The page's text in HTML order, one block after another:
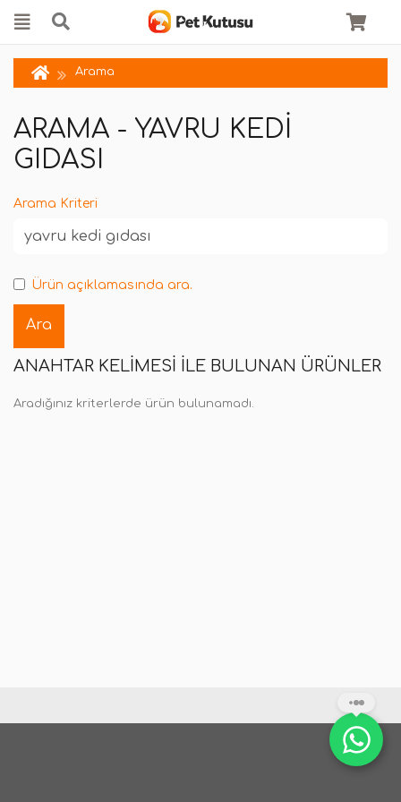
Arama
ARAMA - YAVRU KEDI
GIDASI
Arama Kriteri
Ürün açıklamasında ara.
ANAHTAR KELIMESI ILE BULUNAN ÜRÜNLER
Aradığınız kriterlerde ürün bulunamadı.